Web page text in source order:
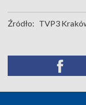
Źródło: TVP3